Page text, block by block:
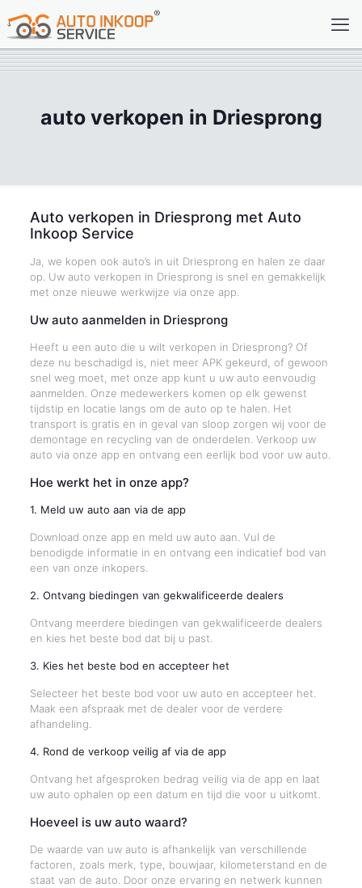
auto verkopen in Driesprong
Auto verkopen in Driesprong met Auto
Inkoop Service
Ja, we kopen ook auto’s in uit Driesprong en halen ze daar
op. Uw auto verkopen in Driesprong is snel en gemakkelijk
met onze nieuwe werkwijze via onze app.
Uw auto aanmelden in Driesprong
Heeft u een auto die u wilt verkopen in Driesprong? Of
deze nu beschadigd is, niet meer APK gekeurd, of gewoon
snel weg moet, met onze app kunt u uw auto eenvoudig
aanmelden. Onze medewerkers komen op elk gewenst
tijdstip en locatie langs om de auto op te halen. Het
transport is gratis en in geval van sloop zorgen wij voor de
demontage en recycling van de onderdelen. Verkoop uw
auto via onze app en ontvang een eerlijk bod voor uw auto.
Hoe werkt het in onze app?
1. Meld uw auto aan via de app
Download onze app en meld uw auto aan. Vul de
benodigde informatie in en ontvang een indicatief bod van
een van onze inkopers.
2. Ontvang biedingen van gekwalificeerde dealers
Ontvang meerdere biedingen van gekwalificeerde dealers
en kies het beste bod dat bij u past.
3. Kies het beste bod en accepteer het
Selecteer het beste bod voor uw auto en accepteer het.
Maak een afspraak met de dealer voor de verdere
afhandeling.
4. Rond de verkoop veilig af via de app
Ontvang het afgesproken bedrag veilig via de app en laat
uw auto ophalen op een datum en tijd die voor u uitkomt.
Hoeveel is uw auto waard?
De waarde van uw auto is afhankelijk van verschillende
factoren, zoals merk, type, bouwjaar, kilometerstand en de
staat van de auto. Door onze ervaring en netwerk kunnen